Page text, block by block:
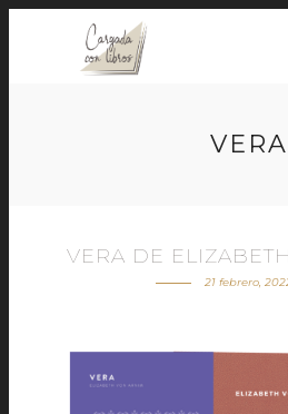
VERA
VERA DE
21 febrero,